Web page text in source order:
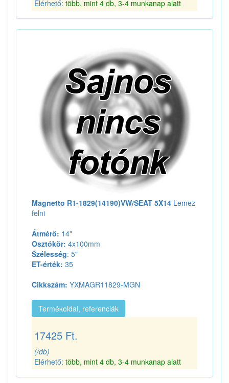
Elérhető: több, mint 4 db, 3-4 munkanap alatt
Magnetto R1-1829(14190)VW/SEAT 5X14 Lemez
felni
Átmérő: 14"
Osztókör: 4x100mm
Szélesség: 5"
ET-érték: 35
Cikkszám: YXMAGR11829-MGN
Termékoldal, referenciák
17425 Ft.
(/db)
Elérhető: több, mint 4 db, 3-4 munkanap alatt